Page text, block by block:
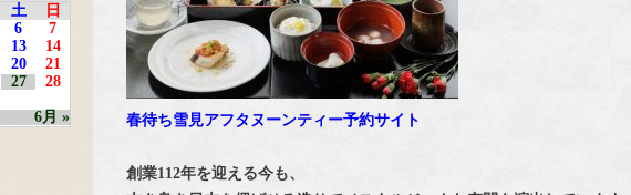
春待ち雪見アフタヌーンティー予約サイト
創業112年を迎える今も、
土 日
6月 »
6
7
13
14
20
21
27
28